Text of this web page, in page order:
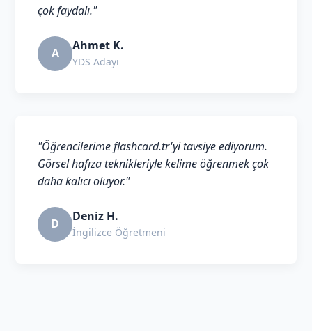
çok faydalı."
A Ahmet K.
YDS Adayı
"Öğrencilerime flashcard.tr'yi tavsiye ediyorum.
Görsel hafıza teknikleriyle kelime öğrenmek çok
daha kalıcı oluyor."
D Deniz H.
İngilizce Öğretmeni